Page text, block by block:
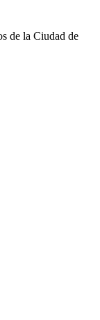
de la Ciudad de